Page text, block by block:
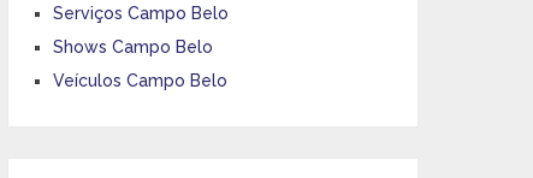
Serviços Campo Belo
Shows Campo Belo
Veículos Campo Belo